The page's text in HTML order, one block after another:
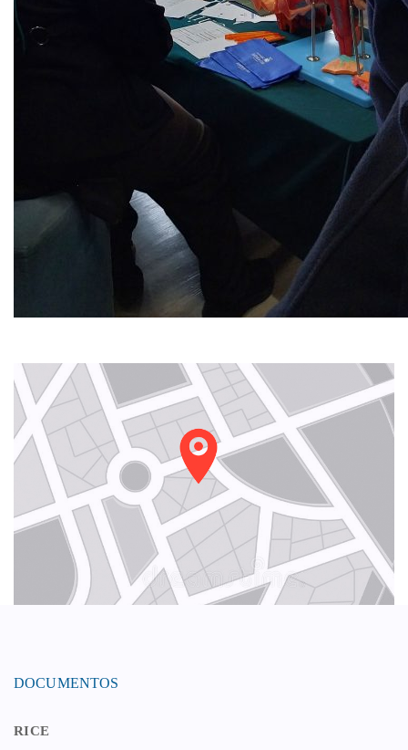
DOCUMENTOS
RICE